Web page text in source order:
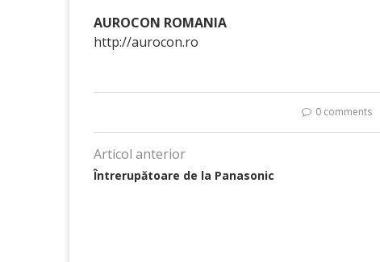
AUROCON ROMANIA
http://aurocon.ro
0 comments
Articol anterior
Întrerupătoare de la Panasonic